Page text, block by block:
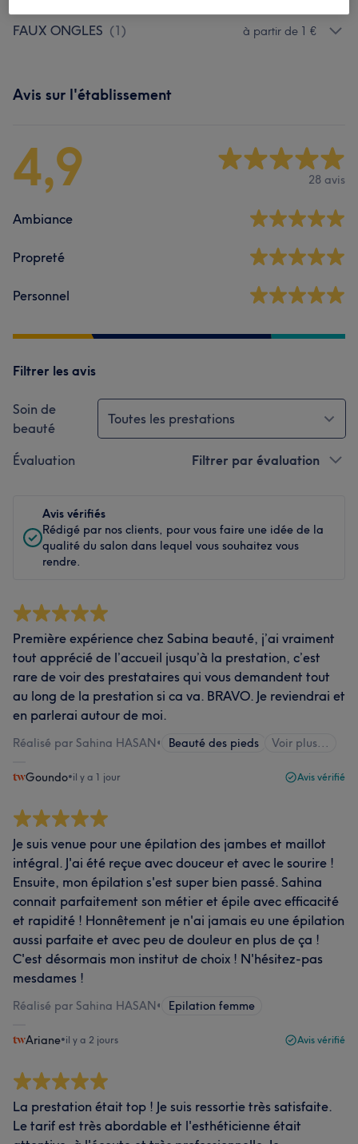
FAUX ONGLES (1) à partir de 1 €
Avis sur l'établissement
4,9 28 avis
Ambiance
Propreté
Personnel
Filtrer les avis
Soin de
beauté
Toutes les prestations
Évaluation Filtrer par évaluation
Avis vérifiés
Rédigé par nos clients, pour vous faire une idée de la
qualité du salon dans lequel vous souhaitez vous
rendre.
Première expérience chez Sabina beauté, j’ai vraiment
tout apprécié de l’accueil jusqu’à la prestation, c’est
rare de voir des prestataires qui vous demandent tout
au long de la prestation si ca va. BRAVO. Je reviendrai et
en parlerai autour de moi.
Réalisé par Sahina HASAN• Beauté des pieds Voir plus...
Goundo•il y a 1 jour Avis vérifié
Je suis venue pour une épilation des jambes et maillot
intégral. J'ai été reçue avec douceur et avec le sourire !
Ensuite, mon épilation s'est super bien passé. Sahina
connait parfaitement son métier et épile avec efficacité
et rapidité ! Honnêtement je n'ai jamais eu une épilation
aussi parfaite et avec peu de douleur en plus de ça !
C'est désormais mon institut de choix ! N'hésitez-pas
mesdames !
Réalisé par Sahina HASAN• Epilation femme
Ariane•il y a 2 jours Avis vérifié
La prestation était top ! Je suis ressortie très satisfaite.
Le tarif est très abordable et l'esthéticienne était